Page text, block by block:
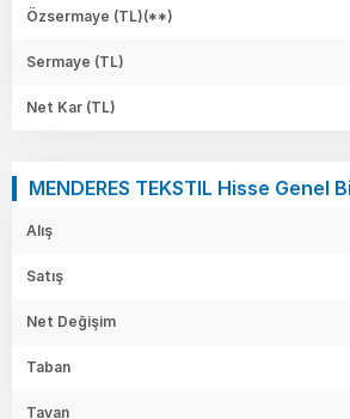
Özsermaye (TL)(**)
Sermaye (TL)
Net Kar (TL)
MENDERES TEKSTIL Hisse Genel
Alış
Satış
Net Değişim
Taban
Tavan